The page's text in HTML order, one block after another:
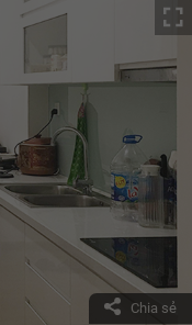
Chia sẻ